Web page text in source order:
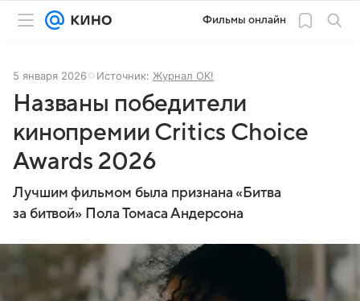
Фильмы онлайн
5 января 2026 Источник: Журнал OK!
Названы победители
кинопремии Critics Choice
Awards 2026
Лучшим фильмом была признана «Битва
за битвой» Пола Томаса Андерсона